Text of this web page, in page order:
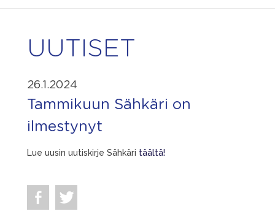
UUTISET
26.1.2024
Tammikuun Sähkäri on
ilmestynyt
Lue uusin uutiskirje Sähkäri täältä!